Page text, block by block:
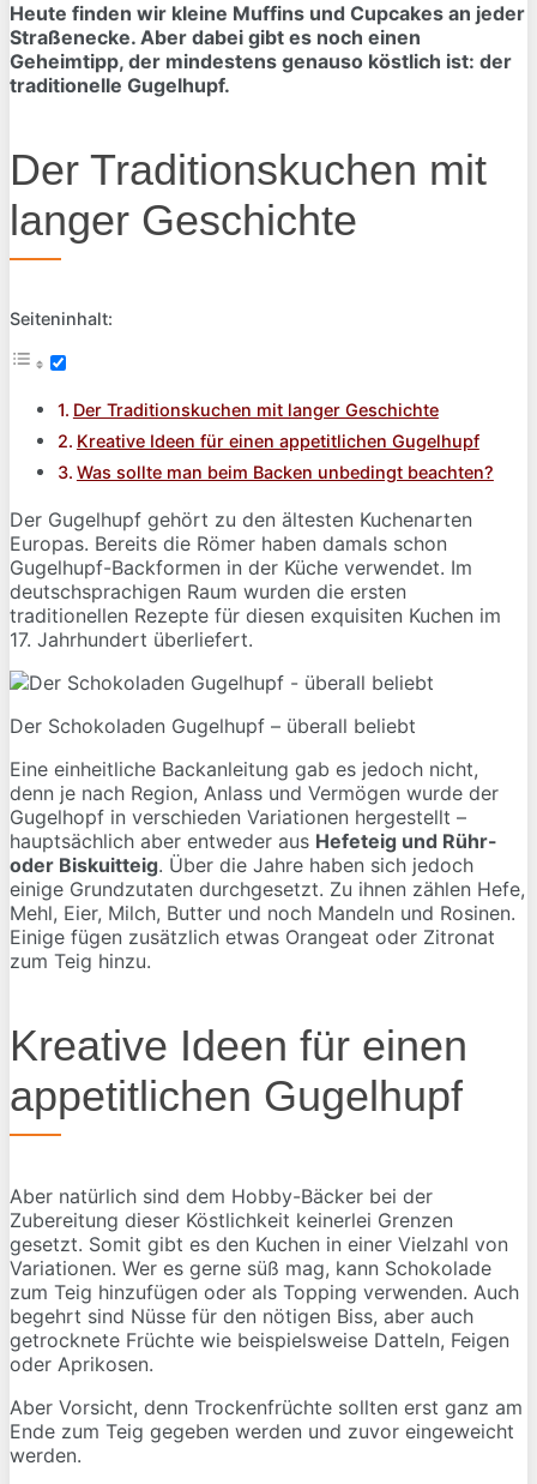
Heute finden wir kleine Muffins und Cupcakes an jeder
Straßenecke. Aber dabei gibt es noch einen
Geheimtipp, der mindestens genauso köstlich ist: der
traditionelle Gugelhupf.
Der Traditionskuchen mit
langer Geschichte
Seiteninhalt:
Der Traditionskuchen mit langer Geschichte
Kreative Ideen für einen appetitlichen Gugelhupf
Was sollte man beim Backen unbedingt beachten?
Der Gugelhupf gehört zu den ältesten Kuchenarten
Europas. Bereits die Römer haben damals schon
Gugelhupf-Backformen in der Küche verwendet. Im
deutschsprachigen Raum wurden die ersten
traditionellen Rezepte für diesen exquisiten Kuchen im
17. Jahrhundert überliefert.
Der Schokoladen Gugelhupf – überall beliebt
Eine einheitliche Backanleitung gab es jedoch nicht,
denn je nach Region, Anlass und Vermögen wurde der
Gugelhopf in verschieden Variationen hergestellt –
hauptsächlich aber entweder aus Hefeteig und Rühr-
oder Biskuitteig. Über die Jahre haben sich jedoch
einige Grundzutaten durchgesetzt. Zu ihnen zählen Hefe,
Mehl, Eier, Milch, Butter und noch Mandeln und Rosinen.
Einige fügen zusätzlich etwas Orangeat oder Zitronat
zum Teig hinzu.
Kreative Ideen für einen
appetitlichen Gugelhupf
Aber natürlich sind dem Hobby-Bäcker bei der
Zubereitung dieser Köstlichkeit keinerlei Grenzen
gesetzt. Somit gibt es den Kuchen in einer Vielzahl von
Variationen. Wer es gerne süß mag, kann Schokolade
zum Teig hinzufügen oder als Topping verwenden. Auch
begehrt sind Nüsse für den nötigen Biss, aber auch
getrocknete Früchte wie beispielsweise Datteln, Feigen
oder Aprikosen.
Aber Vorsicht, denn Trockenfrüchte sollten erst ganz am
Ende zum Teig gegeben werden und zuvor eingeweicht
werden.